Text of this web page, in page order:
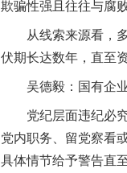
欺骗性强且往往与腐
从线索来源看，多
伏期长达数年，直至
吴德毅：国有企业
党纪层面违纪必究
党内职务、留党察看
具体情节给予警告直